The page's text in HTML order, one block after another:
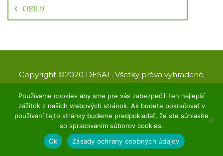
článku
OSB 9
Copyright ©2020 DESAL. Všetky práva vyhradené.
O nás
GDPR Kontakt
Používame cookies aby sme pre vás zabezpečili ten najlepší
zážitok z našich webových stránok. Ak budete pokračovať v
používaní tejto stránky budeme predpokladať, že ste súhlasíte
so spracovaním súborov cookies.
Ok
Zásady ochrany osobných údajov